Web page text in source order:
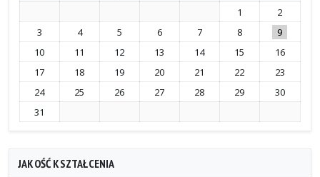
1
2
3
4 5 6 7 8
9
10
11 12 13 14 15
16
17
18 19 20 21 22
23
24
25 26 27 28 29
30
31
JAKOŚĆ KSZTAŁCENIA